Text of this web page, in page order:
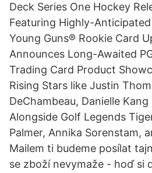
Deck Series One Hockey
Featuring Highly-
Young Guns® Rookie Card
Announces Long-Awaited
Trading Card Product
Rising Stars like Justin
DeChambeau, Danielle
Alongside Golf Legends
Palmer, Annika Sorenstam,
Mailem ti budeme posílat
se zboží nevymaže - hoď si